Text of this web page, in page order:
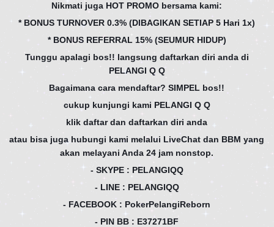
Nikmati juga HOT PROMO bersama kami:
* BONUS TURNOVER 0.3% (DIBAGIKAN SETIAP 5 Hari 1x)
* BONUS REFERRAL 15% (SEUMUR HIDUP)
Tunggu apalagi bos!! langsung daftarkan diri anda di
PELANGI Q Q
Bagaimana cara mendaftar? SIMPEL bos!!
cukup kunjungi kami PELANGI Q Q
klik daftar dan daftarkan diri anda
atau bisa juga hubungi kami melalui LiveChat dan BBM yang
akan melayani Anda 24 jam nonstop.
- SKYPE : PELANGIQQ
- LINE : PELANGIQQ
- FACEBOOK : PokerPelangiReborn
- PIN BB : E37271BF